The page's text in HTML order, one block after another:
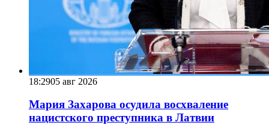
18:2905 авг 2026
Мария Захарова осудила восхваление
нацистского преступника в Латвии